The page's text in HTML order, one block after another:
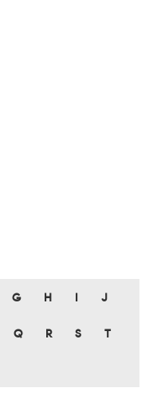
G H J
Q R S T